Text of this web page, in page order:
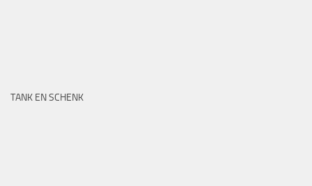
TANK EN SCHENK